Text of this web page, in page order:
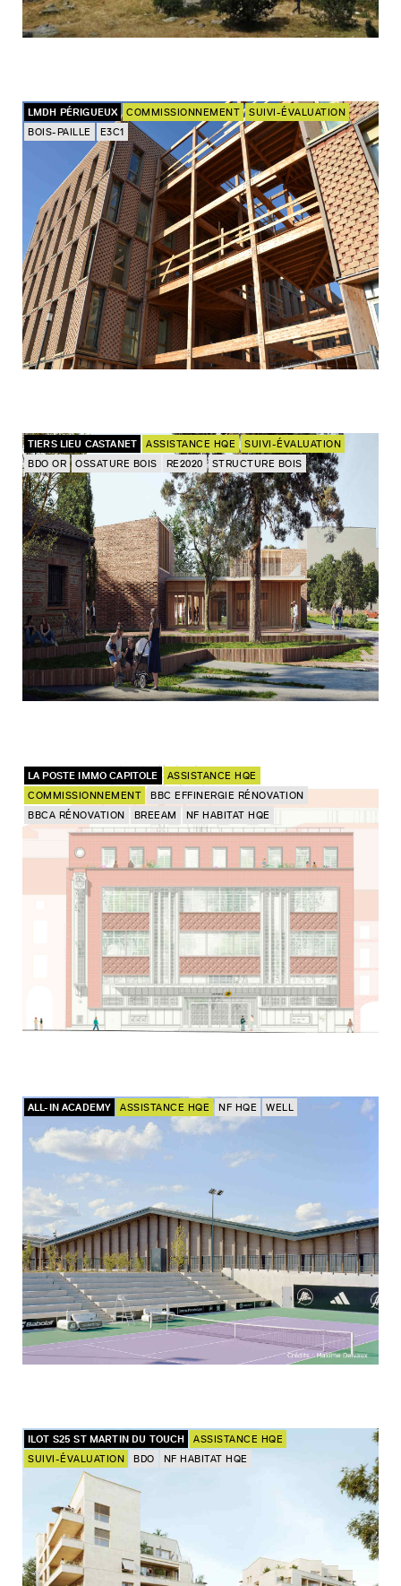
LMDH PÉRIGUEUX COMMISSIONNEMENT
SUIVI-ÉVALUATION
BOIS-PAILLE
E3C1
TIERS LIEU CASTANET ASSISTANCE HQE
SUIVI-ÉVALUATION
BDO OR
OSSATURE BOIS RE2020 STRUCTURE BOIS
LA POSTE IMMO CAPITOLE
ASSISTANCE HQE
COMMISSIONNEMENT
BBC EFFINERGIE RÉNOVATION
BBCA RÉNOVATION
BREEAM NF HABITAT HQE
ALL-IN ACADEMY ASSISTANCE HQE NF HQE WELL
ILOT S25 ST MARTIN DU TOUCH
ASSISTANCE HQE
SUIVI-ÉVALUATION
BDO NF HABITAT HQE